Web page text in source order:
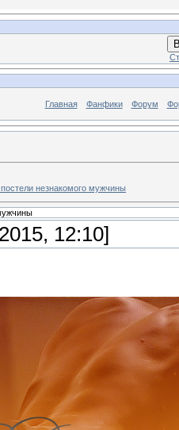
Главная Фанфики Форум
незнакомого мужчины
12:10]